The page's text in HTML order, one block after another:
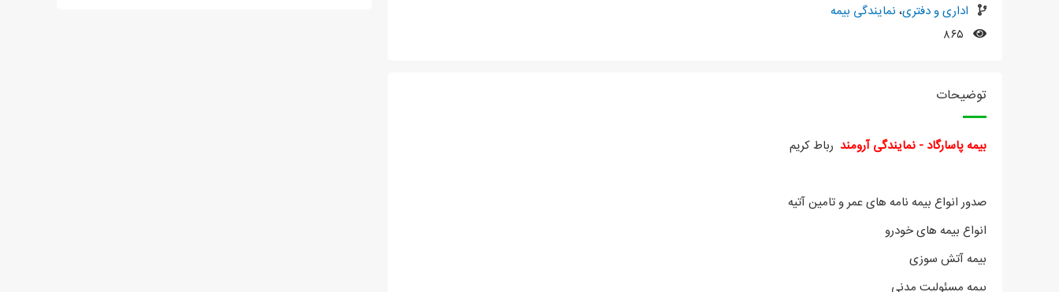
اداری و دفتری، نمایندگی بیمه
توضیحات
بیمه پاسارگاد - نمایندگی آرومند رباط کریم
صدور انواع بیمه نامه های عمر و تامین آتیه
انواع بیمه های خودرو
بیمه آتش سوزی
بیمه مسئولیت مدنی